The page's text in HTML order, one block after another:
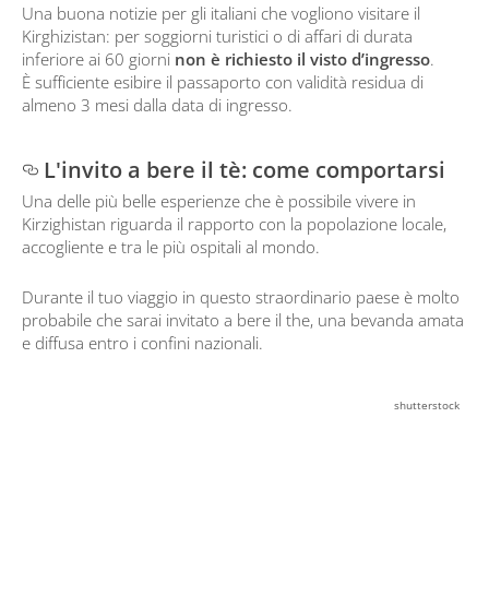
Una buona notizie per gli italiani che vogliono visitare il
Kirghizistan: per soggiorni turistici o di affari di durata
inferiore ai 60 giorni non è richiesto il visto d’ingresso.
È sufficiente esibire il passaporto con validità residua di
almeno 3 mesi dalla data di ingresso.
L'invito a bere il tè: come comportarsi
Una delle più belle esperienze che è possibile vivere in
Kirzighistan riguarda il rapporto con la popolazione locale,
accogliente e tra le più ospitali al mondo.
Durante il tuo viaggio in questo straordinario paese è molto
probabile che sarai invitato a bere il the, una bevanda amata
e diffusa entro i confini nazionali.
shutterstock